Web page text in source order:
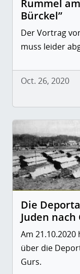
Rummel
Bürckel”
Der Vortrag
muss leider
Oct. 26, 2020
Die
Juden nach
Am
über die
Gurs.